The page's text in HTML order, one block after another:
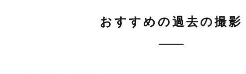
予めご了承ください。
お昼前後の時間帯は神社が混み合いますので、9時スター
おすすめの過去の撮影